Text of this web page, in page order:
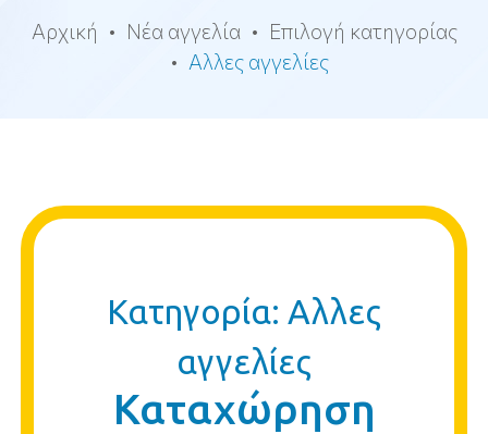
Αρχική Νέα αγγελία
Επιλογή κατηγορίας
Αλλες αγγελίες
Κατηγορία: Αλλες
αγγελίες
Καταχώρηση